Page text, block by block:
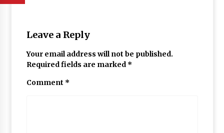
Leave a Reply
Your email address will not be published.
Required fields are marked *
Comment *